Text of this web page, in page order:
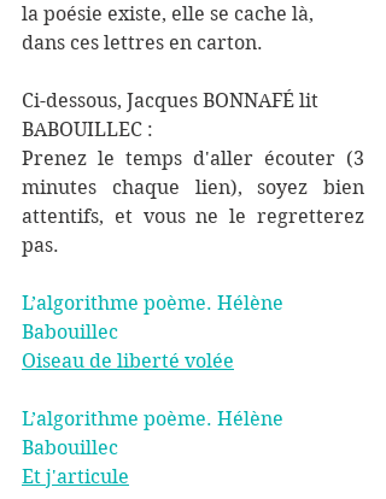
la poésie existe, elle se cache là,
dans ces lettres en carton.
Ci-dessous, Jacques BONNAFÉ lit
BABOUILLEC :
Prenez le temps d'aller écouter (3
minutes chaque lien), soyez bien
attentifs, et vous ne le regretterez
pas.
L’algorithme poème. Hélène
Babouillec
Oiseau de liberté volée
L’algorithme poème. Hélène
Babouillec
Et j'articule